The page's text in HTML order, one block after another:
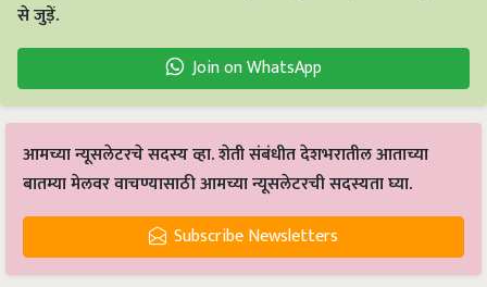
से जुड़ें.
Join on WhatsApp
आमच्या न्यूसलेटरचे सदस्य व्हा. शेती संबंधीत देशभरातील आताच्या
बातम्या मेलवर वाचण्यासाठी आमच्या न्यूसलेटरची सदस्यता घ्या.
Subscribe Newsletters